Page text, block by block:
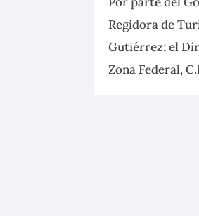
Regidora de
Gutiérrez; el
Zona Federal,